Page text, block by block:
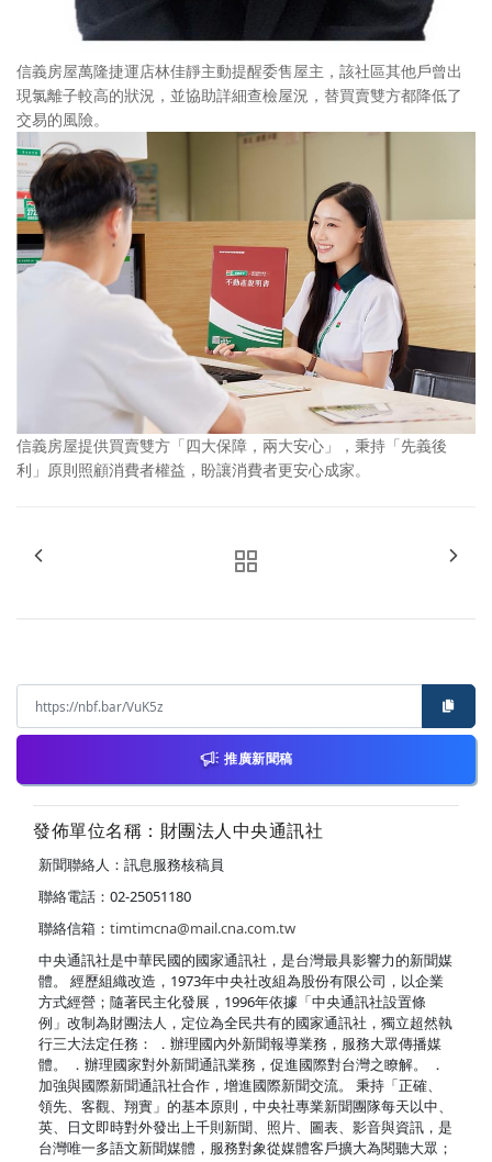
信義房屋萬隆捷運店林佳靜主動提醒委售屋主，該社區其他戶曾出
現氯離子較高的狀況，並協助詳細查檢屋況，替買賣雙方都降低了
交易的風險。
信義房屋提供買賣雙方「四大保障，兩大安心」，秉持「先義後
利」原則照顧消費者權益，盼讓消費者更安心成家。
推廣新聞稿
發佈單位名稱：財團法人中央通訊社
新聞聯絡人：訊息服務核稿員
聯絡電話：02-25051180
聯絡信箱： timtimcna@mail.cna.com.tw
中央通訊社是中華民國的國家通訊社，是台灣最具影響力的新聞媒
體。 經歷組織改造，1973年中央社改組為股份有限公司，以企業
方式經營；隨著民主化發展，1996年依據「中央通訊社設置條
例」改制為財團法人，定位為全民共有的國家通訊社，獨立超然執
行三大法定任務： ．辦理國內外新聞報導業務，服務大眾傳播媒
體。 ．辦理國家對外新聞通訊業務，促進國際對台灣之瞭解。 ．
加強與國際新聞通訊社合作，增進國際新聞交流。 秉持「正確、
領先、客觀、翔實」的基本原則，中央社專業新聞團隊每天以中、
英、日文即時對外發出上千則新聞、照片、圖表、影音與資訊，是
台灣唯一多語文新聞媒體，服務對象從媒體客戶擴大為閱聽大眾；